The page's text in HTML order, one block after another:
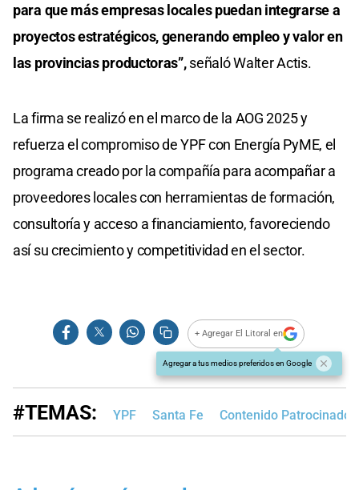
para que más empresas locales puedan integrarse a
proyectos estratégicos, generando empleo y valor en
las provincias productoras”,señaló Walter Actis.
La firma se realizó en el marco de la AOG 2025 y
refuerza el compromiso de YPF con Energía PyME, el
programa creado por la compañía para acompañar a
proveedores locales con herramientas de formación,
consultoría y acceso a financiamiento, favoreciendo
así su crecimiento y competitividad en el sector.
+ Agregar El Litoral en
Agregar a tus medios preferidos en Google
#TEMAS: YPF Santa Fe Contenido Patrocinado